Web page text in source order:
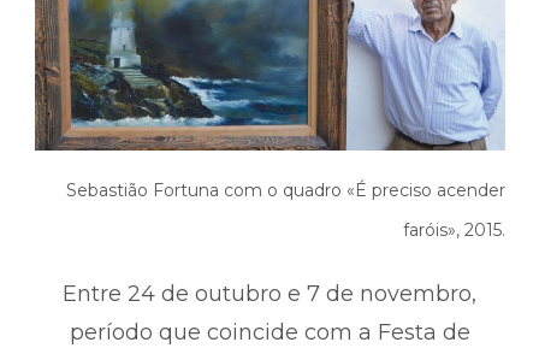
Sebastião Fortuna com o quadro «É preciso acender
faróis», 2015.
Entre 24 de outubro e 7 de novembro,
período que coincide com a Festa de